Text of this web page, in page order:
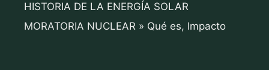
HISTORIA DE LA ENERGÍA SOLAR
MORATORIA NUCLEAR » Qué es, Impacto